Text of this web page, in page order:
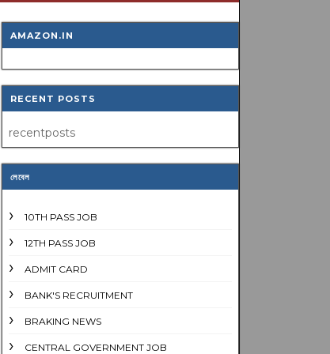
AMAZON.IN
RECENT POSTS
recentposts
লেবেল
10TH PASS JOB
12TH PASS JOB
ADMIT CARD
BANK'S RECRUITMENT
BRAKING NEWS
CENTRAL GOVERNMENT JOB